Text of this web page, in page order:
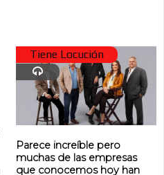
Tiene Locución
Parece increíble pero
muchas de las empresas
que conocemos hoy han